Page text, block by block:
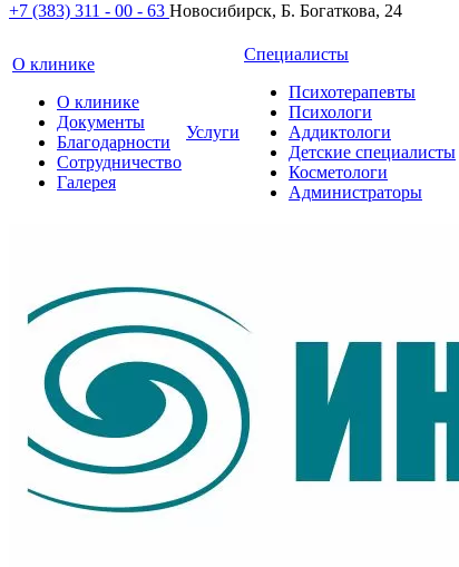
+7 (383) 311 - 00 - 63 Новосибирск, Б. Богаткова, 24
О клинике
О клинике
Документы
Благодарности
Сотрудничество
Галерея
Услуги
Специалисты
Психотерапевты
Психологи
Аддиктологи
Детские специалисты
Косметологи
Администраторы